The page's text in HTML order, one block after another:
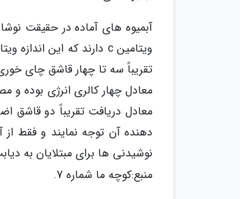
آبمیوه های آماده در حقیقت
تقریباً سه تا چهار قاشق چای
معادل دریافت تقریباً دو قاشق
دهنده آن توجه نمایند و فقط
نوشیدنی ها برای مبتلایان به
منبع:کوچه ما شماره 7.